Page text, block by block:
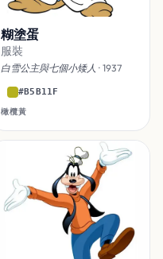
糊塗蛋
服裝
白雪公主與七個小矮人 · 1937
#B5B11F
橄欖黃